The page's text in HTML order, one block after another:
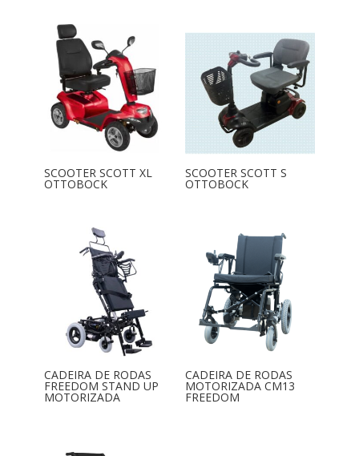
SCOOTER SCOTT XL
OTTOBOCK
SCOOTER SCOTT S
OTTOBOCK
CADEIRA DE RODAS
FREEDOM STAND UP
MOTORIZADA
CADEIRA DE RODAS
MOTORIZADA CM13
FREEDOM